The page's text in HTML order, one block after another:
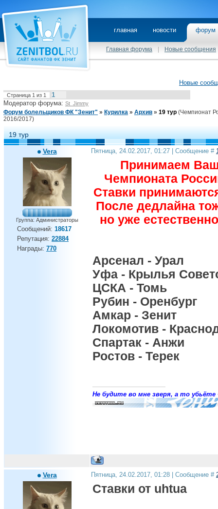
главная новости
Главная форума Новые сообщения
Новые
Страница 1 из 1
1
Модератор форума: St_Jimmy
Форум болельщиков ФК "Зенит" » Курилка » Архив » 19 тур (Чемпионат
2016/2017)
19 тур
Vera
Группа: Администраторы
Сообщений: 18617
Репутация: 22884
Награды: 770
Пятница, 24.02.2017, 01:27 | Сообщение #
Принимаем
Чемпионата
Ставки
После дедлайна
но уже
Арсенал - Урал
Уфа - Крылья
ЦСКА - Томь
Рубин - Оренбург
Амкар - Зенит
Локомотив -
Спартак - Анжи
Ростов - Терек
Не будите во мне зверя, а то убьёте
Vera Пятница, 24.02.2017, 01:28 | Сообщение #
Ставки от uhtua